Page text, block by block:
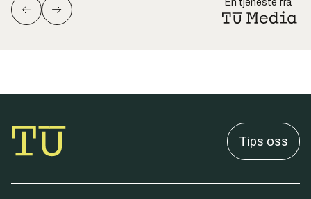
En tjeneste fra
Tips oss